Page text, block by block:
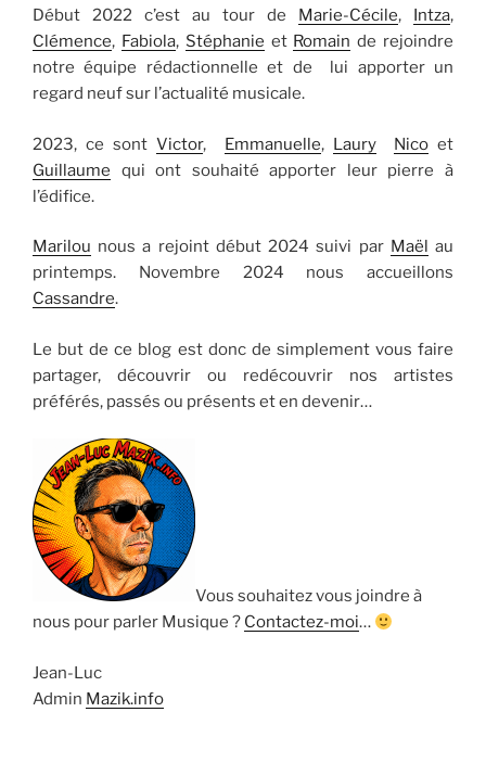
Début 2022 c’est au tour de Marie-Cécile, Intza,
Clémence, Fabiola, Stéphanie et Romain de rejoindre
notre équipe rédactionnelle et de lui apporter un
regard neuf sur l’actualité musicale.
2023, ce sontVictor, Emmanuelle, Laury Nicoet
Guillaume qui ont souhaité apporter leur pierre à
l’édifice.
Marilou nous a rejoint début 2024 suivi par Maël
au
printemps. Novembre 2024 nous accueillons
Cassandre.
Le but de ce blog est donc de simplement vous faire
partager, découvrir ou redécouvrir nos artistes
préférés, passés ou présents et en devenir…
Vous souhaitez vous joindre à
nous pour parler Musique ? Contactez-moi…
Jean-Luc
Admin Mazik.info